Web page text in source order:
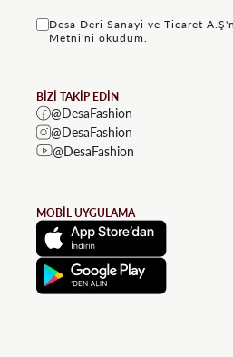
Desa Deri Sanayi ve Ticaret
Metni'ni okudum.
BİZİ TAKİP EDİN
@DesaFashion
@DesaFashion
@DesaFashion
MOBİL UYGULAMA